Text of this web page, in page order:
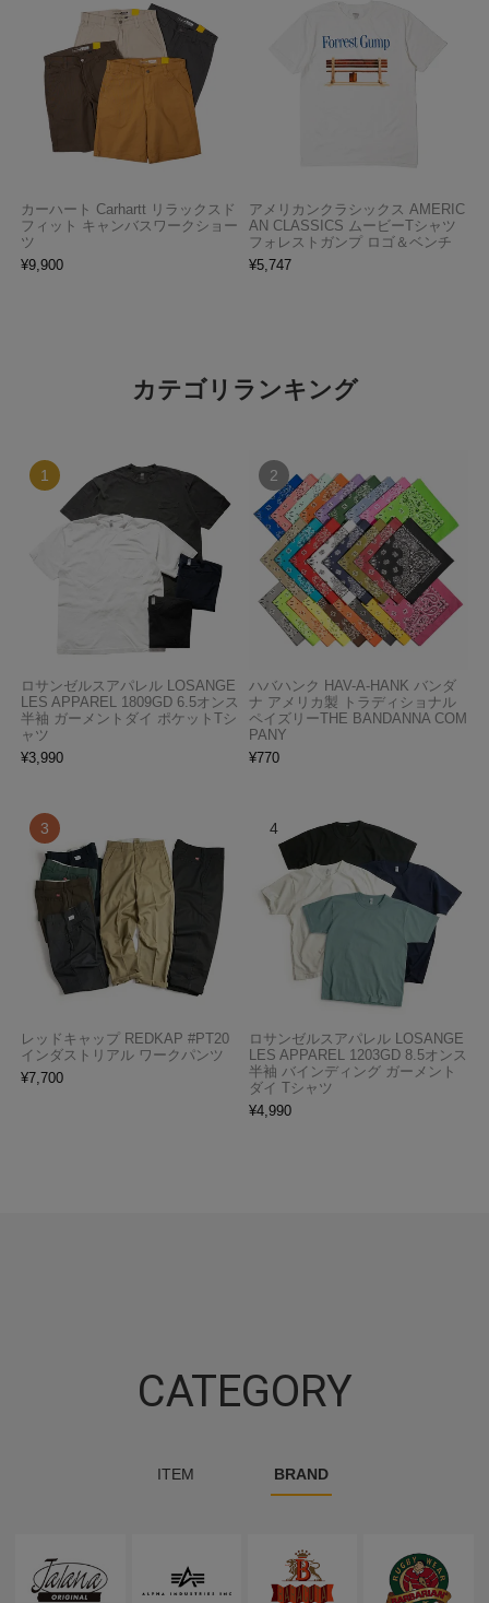
カーハート Carhartt リラックスド
フィット キャンバスワークショー
ツ
¥9,900
アメリカンクラシックス AMERIC
AN CLASSICS ムービーTシャツ
フォレストガンプ ロゴ＆ベンチ
¥5,747
カテゴリランキング
ロサンゼルスアパレル LOSANGE
LES APPAREL 1809GD 6.5オンス
半袖 ガーメントダイ ポケットTシ
ャツ
¥3,990
ハバハンク HAV-A-HANK バンダ
ナ アメリカ製 トラディショナル
ペイズリーTHE BANDANNA COM
PANY
¥770
レッドキャップ REDKAP #PT20
インダストリアル ワークパンツ
¥7,700
ロサンゼルスアパレル LOSANGE
LES APPAREL 1203GD 8.5オンス
半袖 バインディング ガーメント
ダイ Tシャツ
¥4,990
CATEGORY
ITEM BRAND